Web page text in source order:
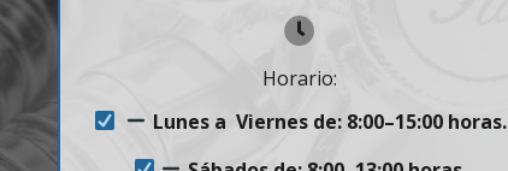
Horario:
Lunes a Viernes de: 8:00–15:00 horas.